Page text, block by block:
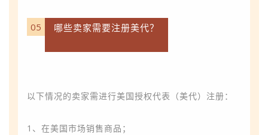
05 哪些卖家需要注册美代？
以下情况的卖家需进行美国授权代表（美代）注册：
1、在美国市场销售商品；